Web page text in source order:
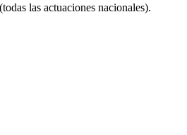
las actuaciones nacionales).